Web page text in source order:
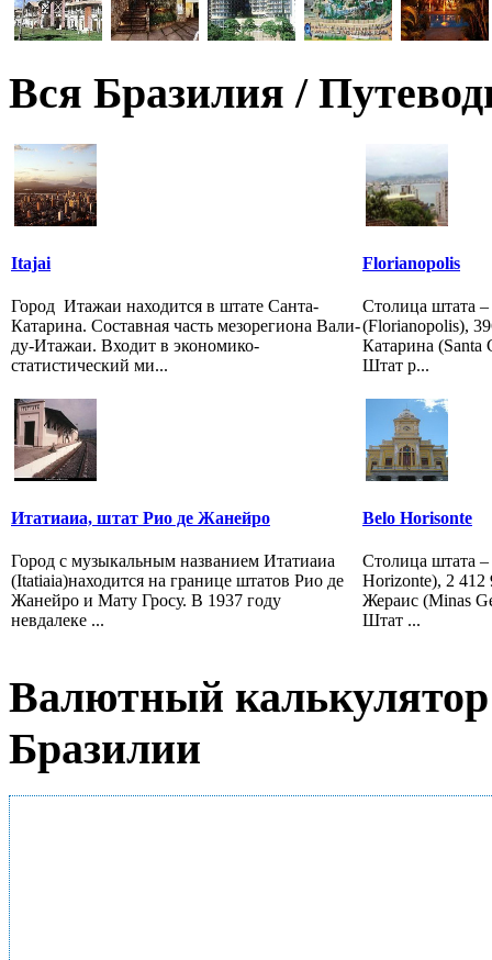
Вся Бразилия /
Itajai
Город Итажаи находится в штате Санта-
Катарина. Составная часть мезорегиона Вали-
ду-Итажаи. Входит в экономико-
статистический ми...
Florianopolis
Столица штата
(Florianopolis),
Катарина (Santa
Штат р...
Итатиаиа, штат Рио де Жанейро
Город с музыкальным названием Итатиаиа
(Itatiaia)находится на границе штатов Рио де
Жанейрo и Мату Гросу. В 1937 году
невдалеке ...
Belo Horisonte
Столица штата
Horizonte), 2
Жераис (Minas
Штат ...
Валютный
Бразилии